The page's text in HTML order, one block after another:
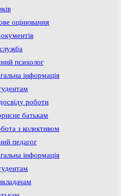
оцінювання
психолог
інформація
роботи
батькам
з колективом
педагог
інформація